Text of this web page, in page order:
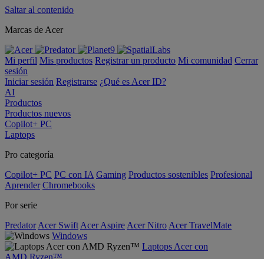
Saltar al contenido
Marcas de Acer
Mi perfil Mis productos Registrar un producto Mi comunidad Cerrar
sesión
Iniciar sesión Registrarse ¿Qué es Acer ID?
AI
Productos
Productos nuevos
Copilot+ PC
Laptops
Pro categoría
Copilot+ PC PC con IA Gaming Productos sostenibles Profesional
Aprender Chromebooks
Por serie
Predator Acer Swift Acer Aspire Acer Nitro Acer TravelMate
Windows
Laptops Acer con
AMD Ryzen™